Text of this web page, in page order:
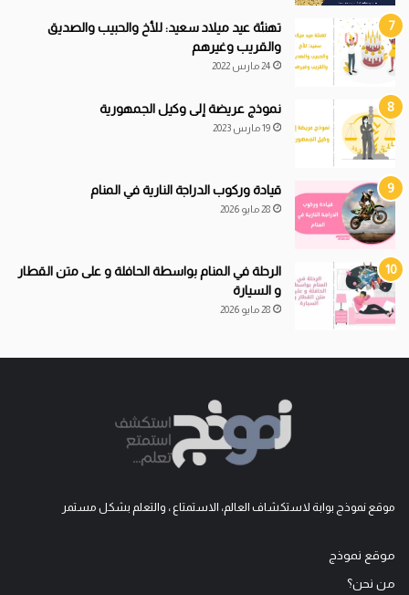
تهنئة عيد ميلاد سعيد: للأخ والحبيب والصديق
والقريب وغيرهم
24 مارس 2022
نموذج عريضة إلى وكيل الجمهورية
19 مارس 2023
قيادةوركوب الدراجة النارية في المنام
28 مايو 2026
الرحلة في المنام بواسطة الحافلة و على متن القطار
و السيارة
28 مايو 2026
موقع نموذج بوابة لاستكشاف العالم، الاستمتاع ، والتعلم بشكل مستمر
موقع نموذج
من نحن؟